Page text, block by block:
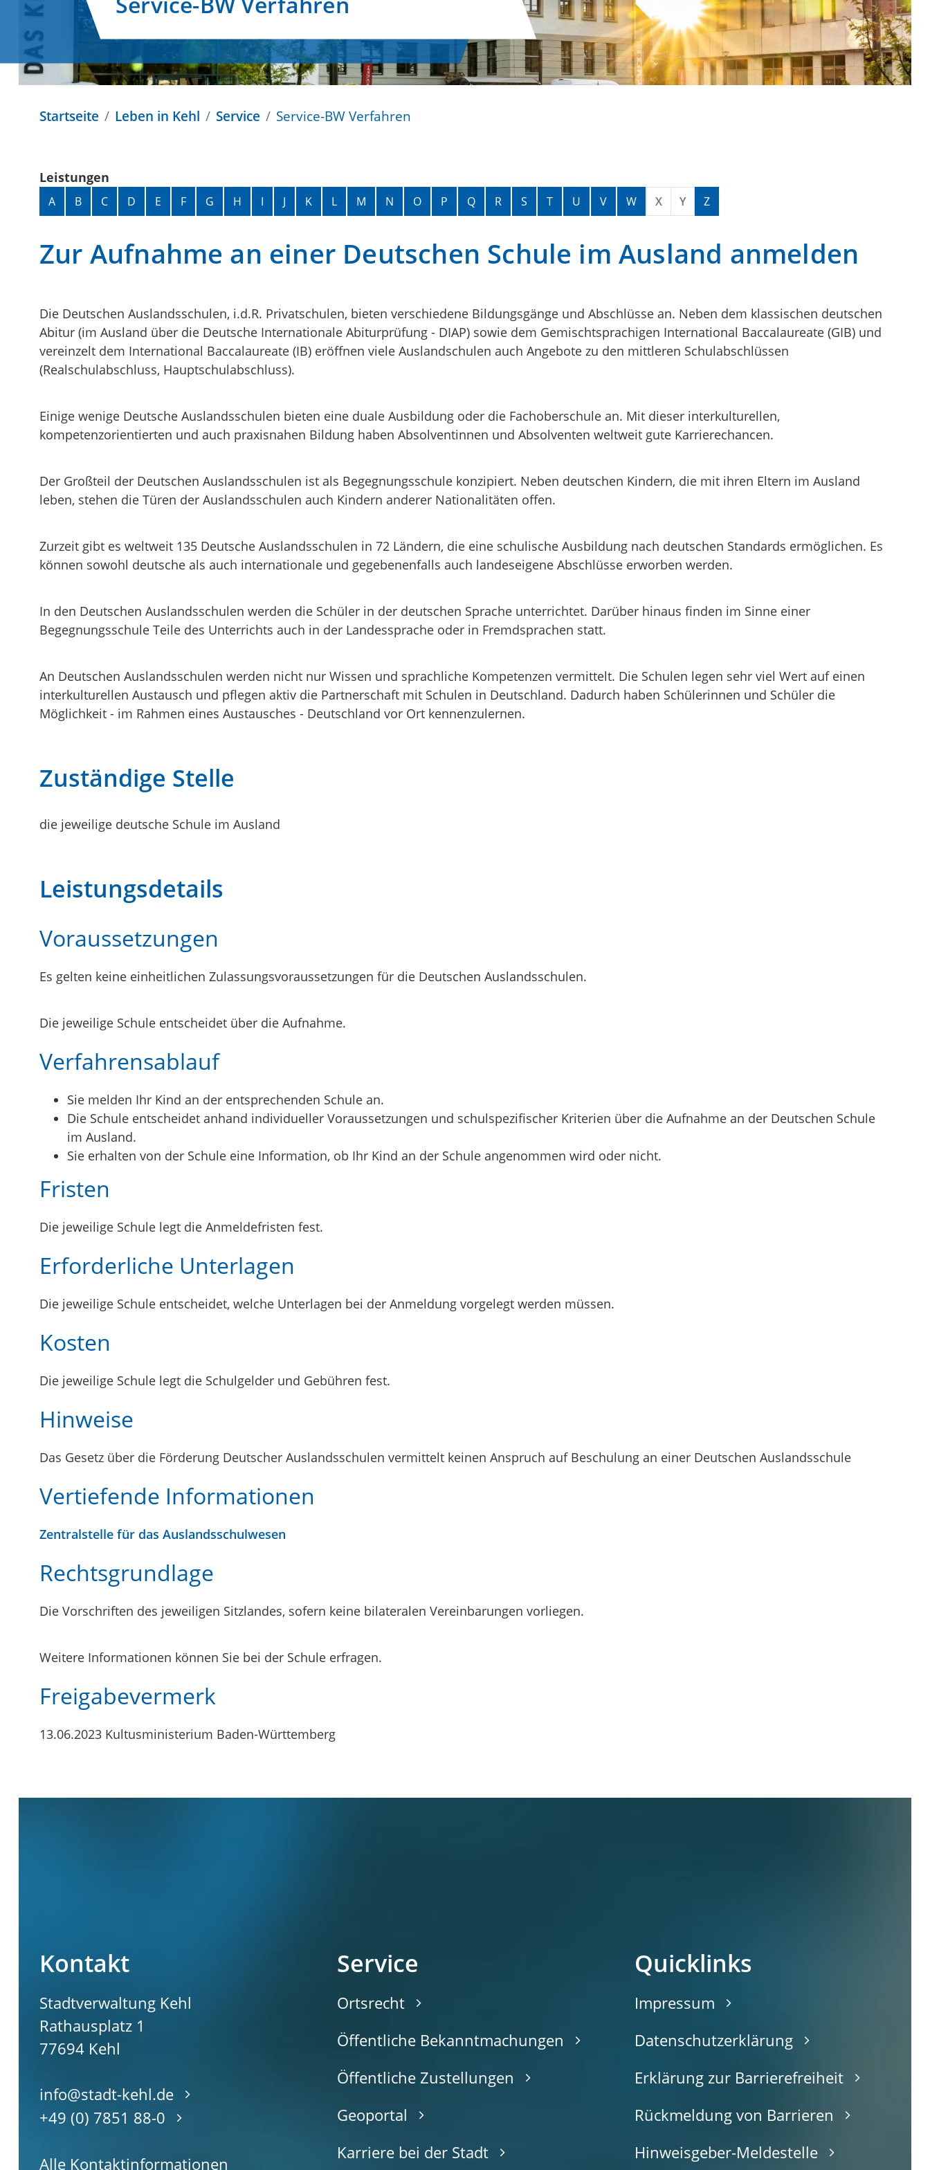
Startseite Leben in Kehl Service Service-BW Verfahren
Leistungen
Alphabetisches Register überspringen
A B C D E F G H I J K L M N O P Q R S T U V W X Y Z
Zur Aufnahme an einer Deutschen Schule im Ausland anmelden
Die Deutschen Auslandsschulen, i.d.R. Privatschulen, bieten verschiedene Bildungsgänge und Abschlüsse an. Neben dem klassischen deutschen
Abitur (im Ausland über die Deutsche Internationale Abiturprüfung - DIAP) sowie dem Gemischtsprachigen International Baccalaureate (GIB) und
vereinzelt dem International Baccalaureate (IB) eröffnen viele Auslandschulen auch Angebote zu den mittleren Schulabschlüssen
(Realschulabschluss, Hauptschulabschluss).
Einige wenige Deutsche Auslandsschulen bieten eine duale Ausbildung oder die Fachoberschule an. Mit dieser interkulturellen,
kompetenzorientierten und auch praxisnahen Bildung haben Absolventinnen und Absolventen weltweit gute Karrierechancen.
Der Großteil der Deutschen Auslandsschulen ist als Begegnungsschule konzipiert. Neben deutschen Kindern, die mit ihren Eltern im Ausland
leben, stehen die Türen der Auslandsschulen auch Kindern anderer Nationalitäten offen.
Zurzeit gibt es weltweit 135 Deutsche Auslandsschulen in 72 Ländern, die eine schulische Ausbildung nach deutschen Standards ermöglichen. Es
können sowohl deutsche als auch internationale und gegebenenfalls auch landeseigene Abschlüsse erworben werden.
In den Deutschen Auslandsschulen werden die Schüler in der deutschen Sprache unterrichtet. Darüber hinaus finden im Sinne einer
Begegnungsschule Teile des Unterrichts auch in der Landessprache oder in Fremdsprachen statt.
An Deutschen Auslandsschulen werden nicht nur Wissen und sprachliche Kompetenzen vermittelt. Die Schulen legen sehr viel Wert auf einen
interkulturellen Austausch und pflegen aktiv die Partnerschaft mit Schulen in Deutschland. Dadurch haben Schülerinnen und Schüler die
Möglichkeit - im Rahmen eines Austausches - Deutschland vor Ort kennenzulernen.
Zuständige Stelle
die jeweilige deutsche Schule im Ausland
Leistungsdetails
Voraussetzungen
Es gelten keine einheitlichen Zulassungsvoraussetzungen für die Deutschen Auslandsschulen.
Die jeweilige Schule entscheidet über die Aufnahme.
Verfahrensablauf
Sie melden Ihr Kind an der entsprechenden Schule an.
Die Schule entscheidet anhand individueller Voraussetzungen und schulspezifischer Kriterien über die Aufnahme an der Deutschen Schule
im Ausland.
Sie erhalten von der Schule eine Information, ob Ihr Kind an der Schule angenommen wird oder nicht.
Fristen
Die jeweilige Schule legt die Anmeldefristen fest.
Erforderliche Unterlagen
Die jeweilige Schule entscheidet, welche Unterlagen bei der Anmeldung vorgelegt werden müssen.
Kosten
Die jeweilige Schule legt die Schulgelder und Gebühren fest.
Hinweise
Das Gesetz über die Förderung Deutscher Auslandsschulen vermittelt keinen Anspruch auf Beschulung an einer Deutschen Auslandsschule
Vertiefende Informationen
Zentralstelle für das Auslandsschulwesen
Rechtsgrundlage
Die Vorschriften des jeweiligen Sitzlandes, sofern keine bilateralen Vereinbarungen vorliegen.
Weitere Informationen können Sie bei der Schule erfragen.
Freigabevermerk
13.06.2023 Kultusministerium Baden-Württemberg
Kontakt
Stadtverwaltung Kehl
Rathausplatz 1
77694 Kehl
info@stadt-kehl.de
+49 (0) 7851 88-0
Alle Kontaktinformationen
Service
Ortsrecht
Öffentliche Bekanntmachungen
Öffentliche Zustellungen
Geoportal
Karriere bei der Stadt
Quicklinks
Impressum
Datenschutzerklärung
Erklärung zur Barrierefreiheit
Rückmeldung von Barrieren
Hinweisgeber-Meldestelle